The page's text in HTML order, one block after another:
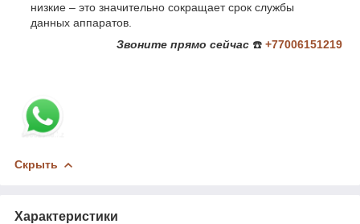
низкие – это значительно сокращает срок службы
данных аппаратов.
Звоните прямо сейчас ☎️ +77006151219
Скрыть
Характеристики